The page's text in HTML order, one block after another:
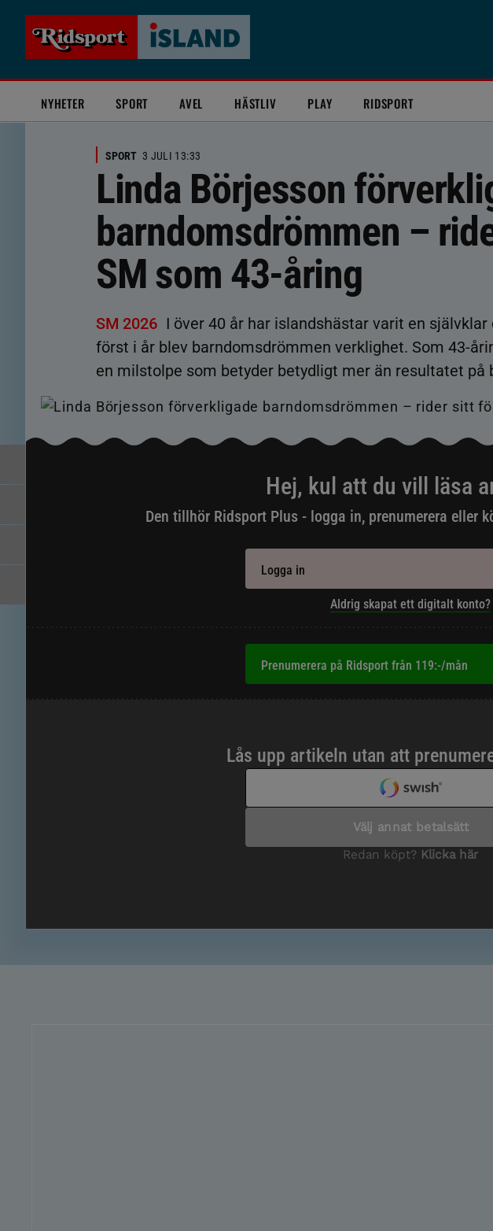
NYHETER SPORT AVEL HÄSTLIV PLAY RIDSPORT
SPORT 3 JULI 13:33
Linda Börjesson
barndomsdrömmen –
SM som 43-åring
SM 2026 I över 40 år har islandshästar varit en
först i år blev barndomsdrömmen verklighet. Som 43-
en milstolpe som betyder betydligt mer än resultatet på
Hej, kul att du vill läsa
Den tillhör Ridsport Plus - logga in, prenumerera eller
Logga in
Aldrig skapat ett digitalt konto?
Prenumerera på Ridsport från 119:-/mån